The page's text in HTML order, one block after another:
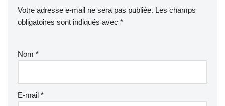
Votre adresse e-mail ne sera pas publiée. Les champs
obligatoires sont indiqués avec *
Nom *
E-mail *